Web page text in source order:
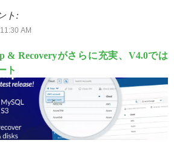
ト:
AM
& Recoveryがさらに充実、V4.0では
ト